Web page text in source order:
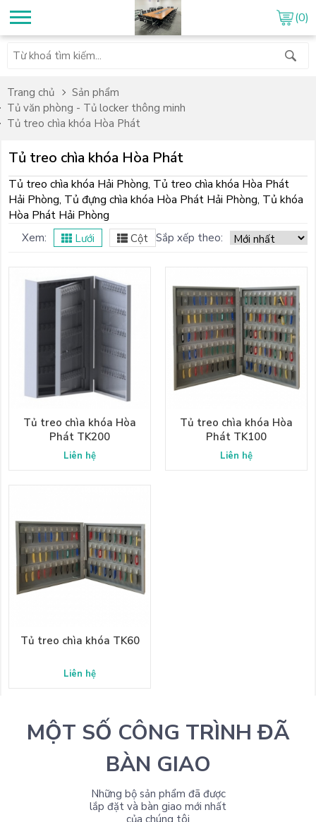
(0)
Trang chủ
Sản phẩm
Tủ văn phòng - Tủ locker thông minh
Tủ treo chìa khóa Hòa Phát
Tủ treo chìa khóa Hòa Phát
Tủ treo chìa khóa Hải Phòng, Tủ treo chìa khóa Hòa Phát
Hải Phòng, Tủ đựng chìa khóa Hòa Phát Hải Phòng, Tủ khóa
Hòa Phát Hải Phòng
Sắp xếp theo:
Xem: Lưới Cột
Tủ treo chìa khóa Hòa
Phát TK200
Liên hệ
Tủ treo chìa khóa Hòa
Phát TK100
Liên hệ
Tủ treo chìa khóa TK60
Liên hệ
MỘT SỐ CÔNG TRÌNH ĐÃ
BÀN GIAO
Những bộ sản phẩm đã được
lắp đặt và bàn giao mới nhất
của chúng tôi